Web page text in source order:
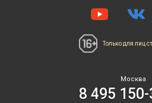
Только для лиц
Москва
8 495